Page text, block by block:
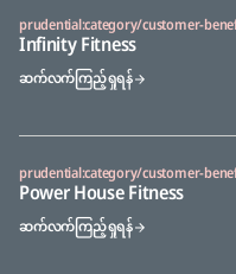
prudential:category/customer-
Infinity Fitness
ဆက်လက်ကြည့်ရှုရန်
prudential:category/customer-
Power House Fitness
ဆက်လက်ကြည့်ရှုရန်